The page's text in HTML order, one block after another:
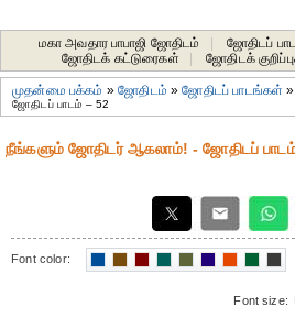
மகா அவதார பாபாஜி ஜோதிடம் ஜோதிடப்
ஜோதிடக் கட்டுரைகள்
ஜோதிடக்
முதன்மை பக்கம் »ஜோதிடம் »ஜோதிடப் பாடங்கள் »
ஜோதிடப் பாடம் – 52
நீங்களும் ஜோதிடர் ஆகலாம்! - ஜோதிடப்
Font color:
Font size: